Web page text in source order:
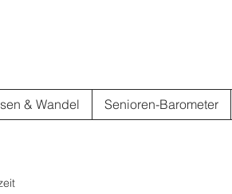
& Wandel Senioren-Barometer